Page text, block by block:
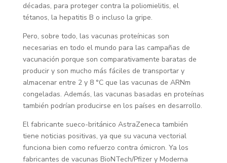
décadas, para proteger contra la poliomielitis, el
tétanos, la hepatitis B o incluso la gripe.
Pero, sobre todo, las vacunas proteínicas son
necesarias en todo el mundo para las campañas de
vacunación porque son comparativamente baratas de
producir y son mucho más fáciles de transportar y
almacenar entre 2 y 8 °C que las vacunas de ARNm
congeladas. Además, las vacunas basadas en proteínas
también podrían producirse en los países en desarrollo.
El fabricante sueco-británico AstraZeneca también
tiene noticias positivas, ya que su vacuna vectorial
funciona bien como refuerzo contra ómicron. Ya los
fabricantes de vacunas BioNTech/Pfizer y Moderna